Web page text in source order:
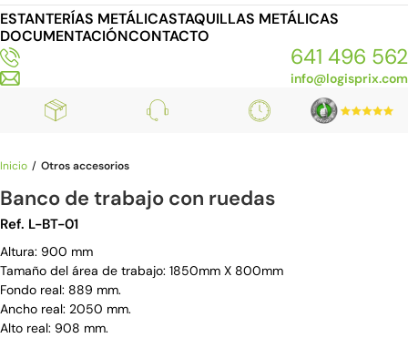
ESTANTERÍAS METÁLICASTAQUILLAS METÁLICAS
DOCUMENTACIÓNCONTACTO
641 496 562
info@logisprix.com
Inicio Otros accesorios
Banco de trabajo con ruedas
Ref. L-BT-01
Altura: 900 mm
Tamaño del área de trabajo: 1850mm X 800mm
Fondo real: 889 mm.
Ancho real: 2050 mm.
Alto real: 908 mm.